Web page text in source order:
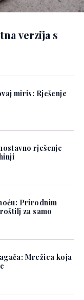
verzija s
miris: Rješenje
rješenje
Prirodnim
za samo
Mrežica koja